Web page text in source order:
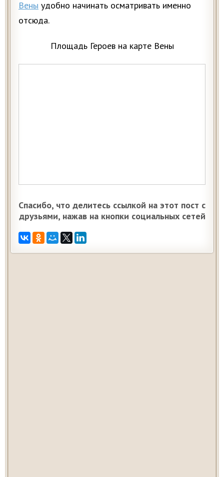
Вены удобно начинать осматривать именно
отсюда.
Площадь Героев на карте Вены
Спасибо, что делитесь ссылкой на этот пост с
друзьями, нажав на кнопки социальных сетей